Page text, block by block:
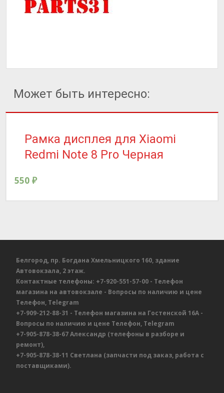
Может быть интересно:
Рамка дисплея для Xiaomi
Redmi Note 8 Pro Черная
550 ₽
Белгород, пр. Богдана Хмельницкого 160, здание
Автовокзала, 2 этаж.
Контактные телефоны: +7-920-551-57-00 - Телефон
магазина на автовокзале - Вопросы по наличию и цене
Телефон, Telegram
+7-909-212-88-31 - Телефон магазина на Гостенской 16А -
Вопросы по наличию и цене Телефон, Telegram
+7-905-878-38-67Александр (телефоны в разборе и
ремонт),
+7-905-878-38-11 Светлана (запчасти под заказ, работа с
поставщиками).